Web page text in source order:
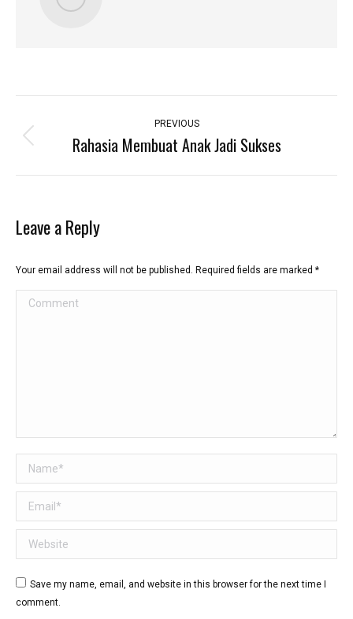
navigation
PREVIOUS
Previous
Rahasia Membuat Anak Jadi Sukses
Leave a Reply
Your email address will not be published. Required fields are marked *
Comment
Name *
Email *
Website
Save my name, email, and website in this browser for the next time I
comment.